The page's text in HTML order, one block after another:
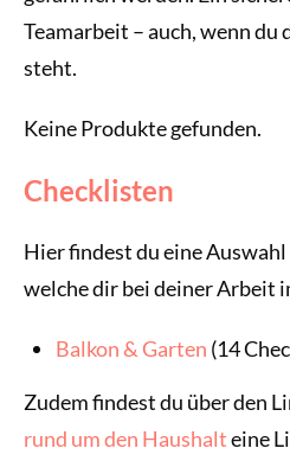
Teamarbeit – auch, wenn du
steht.
Keine Produkte gefunden.
Checklisten
Hier findest du eine
welche dir bei deiner Arbeit
Balkon & Garten (14
Zudem findest du über den
rund um den Haushalteine